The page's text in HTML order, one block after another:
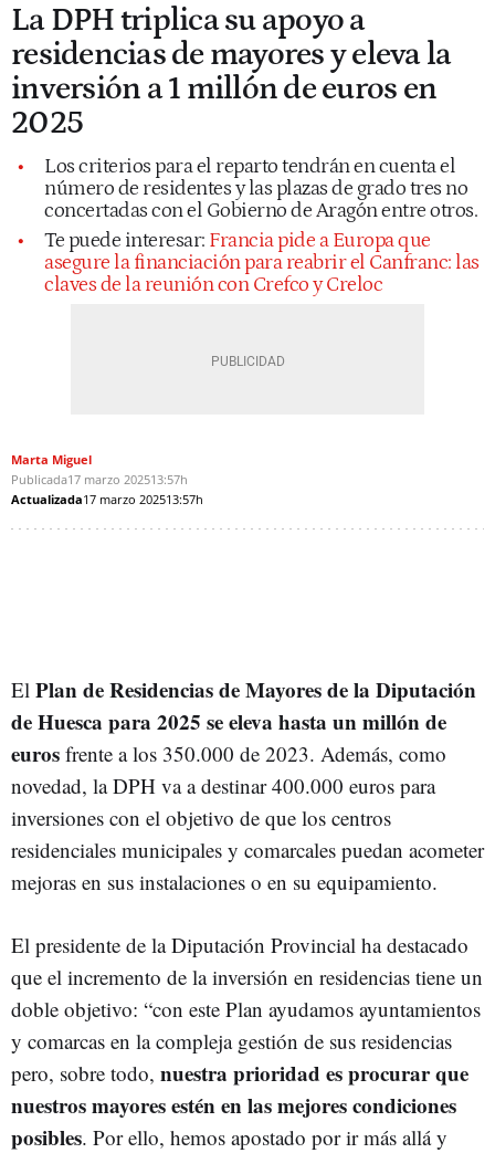
La DPH triplica su apoyo a
residencias de mayores y eleva la
inversión a 1 millón de euros en
2025
Los criterios para el reparto tendrán en cuenta el
número de residentes y las plazas de grado tres no
concertadas con el Gobierno de Aragón entre otros.
Te puede interesar: Francia pide a Europa que
asegure la financiación para reabrir el Canfranc: las
claves de la reunión con Crefco y Creloc
Marta Miguel
Publicada17 marzo 202513:57h
Actualizada17 marzo 202513:57h
El Plan de Residencias de Mayores de la Diputación
de Huesca para 2025 se eleva hasta un millón de
euros frente a los 350.000 de 2023. Además, como
novedad, la DPH va a destinar 400.000 euros para
inversiones con el objetivo de que los centros
residenciales municipales y comarcales puedan acometer
mejoras en sus instalaciones o en su equipamiento.
El presidente de la Diputación Provincial ha destacado
que el incremento de la inversión en residencias tiene un
doble objetivo: “con este Plan ayudamos ayuntamientos
y comarcas en la compleja gestión de sus residencias
pero, sobre todo, nuestra prioridad es procurar que
nuestros mayores estén en las mejores condiciones
posibles. Por ello, hemos apostado por ir más allá y